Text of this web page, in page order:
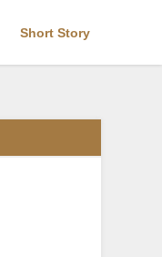
Short Story